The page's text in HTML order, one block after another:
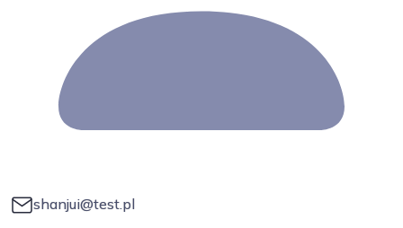
shanjui@test.pl